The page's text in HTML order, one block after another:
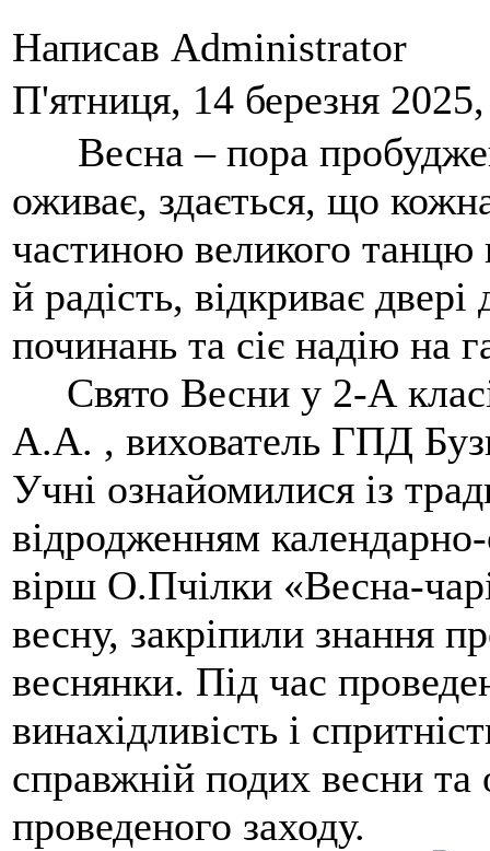
Написав Administrator
П'ятниця, 14 березня
Весна – пора
оживає, здається, що
частиною великого танцю
й радість, відкриває
починань та сіє надію на
Свято Весни у 2-А
А.А. , вихователь ГПД
Учні ознайомилися із
відродженням
вірш О.Пчілки «Весна-
весну, закріпили знання
веснянки. Під час
винахідливість і
справжній подих весни та
проведеного заходу.